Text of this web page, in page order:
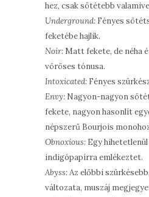
hez, csak sötétebb
Underground: Fényes
feketébe hajlik.
Noir: Matt fekete, de néha
vöröses tónusa.
Intoxicated: Fényes
Envy: Nagyon-nagyon
fekete, nagyon hasonlít
népszerű Bourjois
Obnoxious: Egy
indigópapírra emlékeztet.
Abyss:Az előbbi
változata, muszáj